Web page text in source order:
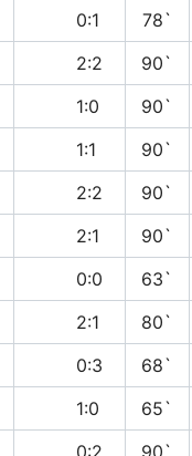
0:1 78`
2:2 90`
1:0 90`
1:1
90`
2:2
90`
2:1
90`
0:0
63`
2:1 80`
0:3 68`
1:0
65`
0:2 90`